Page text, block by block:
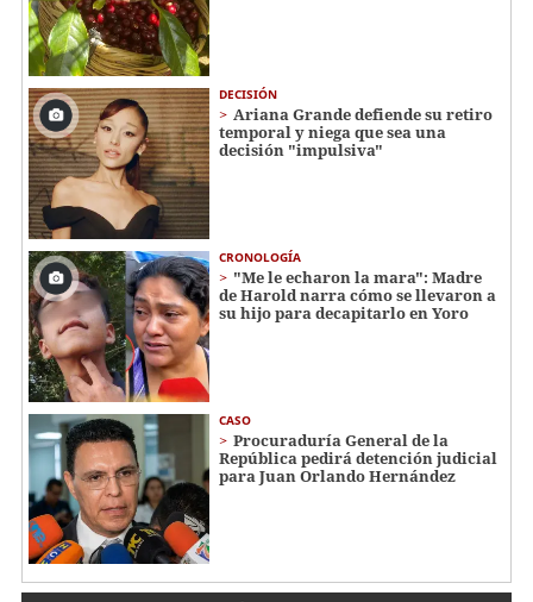
DECISIÓN
Ariana Grande defiende su retiro
temporal y niega que sea una
decisión "impulsiva"
CRONOLOGÍA
"Me le echaron la mara": Madre
de Harold narra cómo se llevaron a
su hijo para decapitarlo en Yoro
CASO
Procuraduría General de la
República pedirá detención judicial
para Juan Orlando Hernández